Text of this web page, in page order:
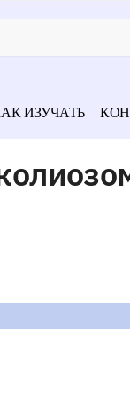
ИЗУЧАТЬ